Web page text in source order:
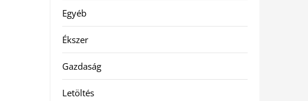
Egyéb
Ékszer
Gazdaság
Letöltés